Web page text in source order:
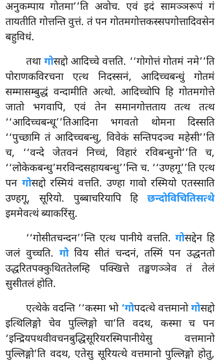
अनुकम्पाय गोतमा’’ति अवोच. एवं इदं सामञ्ञरूपं गं
तायतीति गोत्तन्ति वुत्तं. तं पन गोतमगोत्तकस्सपगोत्तादिवसेन
बहुविधं.
तथा गोसद्दो आदिच्चे वत्तति. ‘‘गोगोत्तं गोतमं नमे’’ति
पोराणकविरचना एत्थ निदस्सनं, आदिच्चबन्धुं गोतमं
सम्मासम्बुद्धं वन्दामीति अत्थो. आदिच्चोपि हि गोतमगोत्ते
जातो भगवापि, एवं तेन समानगोत्तताय तत्थ तत्थ
‘‘आदिच्चबन्धू’’तिआदिना भगवतो थोमना दिस्सति
‘‘पुच्छामि तं आदिच्चबन्धु, विवेकं सन्तिपदञ्च महेसी’’ति
च, ‘‘वन्दे जेतवनं निच्चं, विहारं रविबन्धुनो’’ति च,
‘‘लोकेकबन्धु’मरविन्दसहायबन्धु’’न्ति च. ‘‘उण्हगू’’ति एत्थ
पन गोसद्दो रस्मियं वत्तति. उण्हा गावो रस्मियो एतस्साति
उण्हगू, सूरियो. पुब्बाचरियापि हि छन्दोविचितिसत्थे
इममेवत्थं ब्याकरिंसु.
‘‘गोसीतचन्दन’’न्ति एत्थ पानीये वत्तति. गोसद्देन हि
जलं वुच्चति. गोविय सीतं चन्दनं, तस्मिं पन उद्धनतो
उद्धरितपक्कुथिततेलम्हि पक्खित्ते तङ्खणञ्ञेव तं तेलं
सुसीतलं होति.
एत्थेके वदन्ति ‘‘कस्मा भो ‘गोपदत्थे वत्तमानोगोसद्दो
इत्थिलिङ्गो चेव पुल्लिङ्गो चा’ति वदथ, कस्मा च पन
‘इन्द्रियपथवीवचनबुद्धिसूरियरस्मिपानीयेसु वत्तमानो
पुल्लिङ्गो’ति वदथ, एतेसु सूरियत्थे वत्तमानो पुल्लिङ्गो होतु,